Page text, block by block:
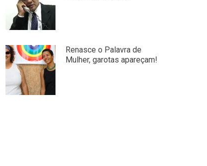
Renasce o Palavra de
Mulher, garotas apareçam!